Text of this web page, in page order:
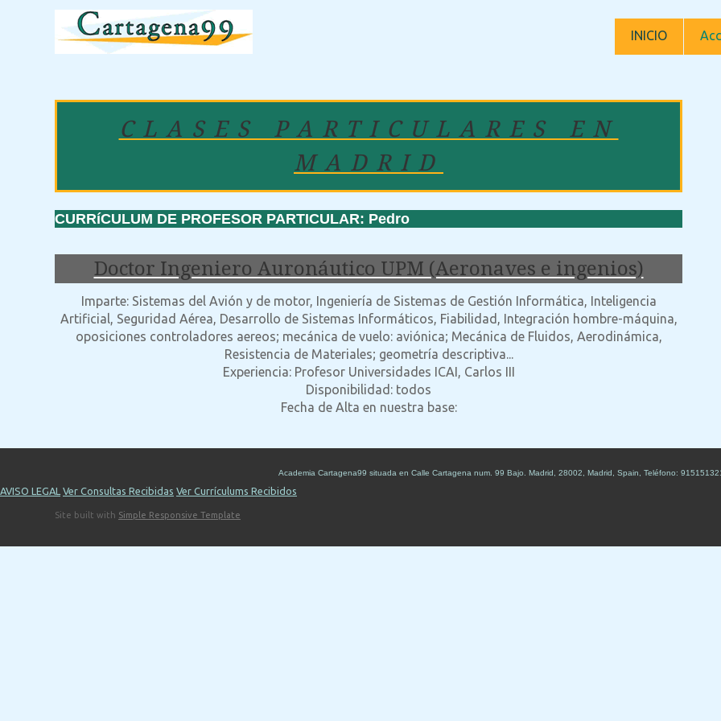
INICIO
CLASES PARTICULARES EN
MADRID
CURRíCULUM DE PROFESOR PARTICULAR: Pedro
Doctor Ingeniero Auronáutico UPM (Aeronaves e ingenios)
Imparte: Sistemas del Avión y de motor, Ingeniería de Sistemas de Gestión Informática, Inteligencia
Artificial, Seguridad Aérea, Desarrollo de Sistemas Informáticos, Fiabilidad, Integración hombre-máquina,
oposiciones controladores aereos; mecánica de vuelo: aviónica; Mecánica de Fluidos, Aerodinámica,
Resistencia de Materiales; geometría descriptiva...
Experiencia: Profesor Universidades ICAI, Carlos III
Disponibilidad: todos
Fecha de Alta en nuestra base:
Academia Cartagena99 situada en Calle Cartagena num. 99 Bajo Madrid 28002 Madrid Spain Teléfono:
AVISO LEGAL Ver Consultas Recibidas Ver Currículums Recibidos
Site built with Simple Responsive Template